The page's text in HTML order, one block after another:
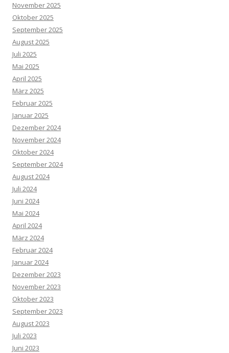
November 2025
Oktober 2025
September 2025
August 2025
Juli 2025
Mai 2025
April 2025
März 2025
Februar 2025
Januar 2025
Dezember 2024
November 2024
Oktober 2024
September 2024
August 2024
Juli 2024
Juni 2024
Mai 2024
April 2024
März 2024
Februar 2024
Januar 2024
Dezember 2023
November 2023
Oktober 2023
September 2023
August 2023
Juli 2023
Juni 2023